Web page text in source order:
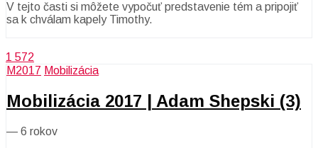
V tejto časti si môžete vypočuť predstavenie tém a pripojiť
sa k chválam kapely Timothy.
1 572
M2017 Mobilizácia
Mobilizácia 2017 | Adam Shepski (3)
— 6 rokov